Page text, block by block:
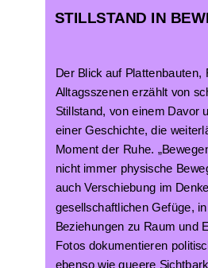
STILLSTAND IN
Der Blick auf Plattenbauten,
Alltagsszenen erzählt von
Stillstand, von einem Davor
einer Geschichte, die
Moment der Ruhe.
nicht immer physische
auch Verschiebung im
gesellschaftlichen Gefüge,
Beziehungen zu Raum und
Fotos dokumentieren
ebenso wie queere